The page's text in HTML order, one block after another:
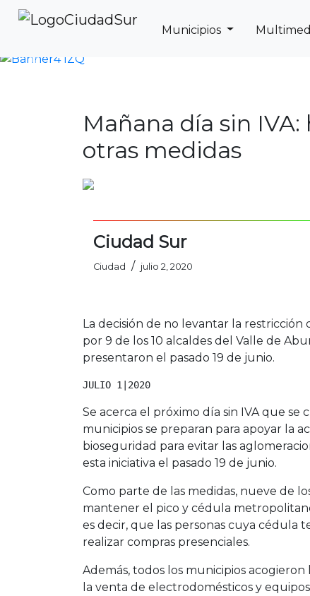
Municipios
Previous
Mañana día sin
otras medidas
Ciudad Sur
Ciudad / julio 2, 2020
La decisión de no levantar la
por 9 de los 10 alcaldes del Valle de
presentaron el pasado 19 de junio.
JULIO 1|2020
Se acerca el próximo día sin IVA que
municipios se preparan para apoyar la
bioseguridad para evitar las
esta iniciativa el pasado 19 de junio.
Como parte de las medidas, nueve de
mantener el pico y cédula
es decir, que las personas cuya cédula
realizar compras presenciales.
Además, todos los municipios
la venta de electrodomésticos y